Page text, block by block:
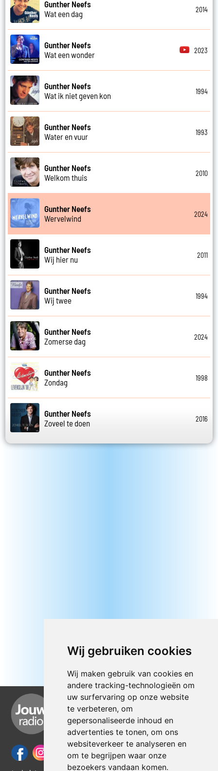
Wij gebruiken cookies
Wij maken gebruik van cookies en
andere tracking-technologieën om
uw surfervaring op onze website
te verbeteren, om
gepersonaliseerde inhoud en
advertenties te tonen, om ons
websiteverkeer te analyseren en
om te begrijpen waar onze
bezoekers vandaan komen.
Gunther Neefs
Wat een dag
2014
Gunther Neefs
Wat een wonder
2023
Gunther Neefs
Wat ik niet geven kon
1994
Gunther Neefs
Water en vuur
1993
Gunther Neefs
Welkom thuis
2010
Gunther Neefs
Wervelwind
2024
Gunther Neefs
Wij hier nu
2011
Gunther Neefs
Wij twee
1994
Gunther Neefs
Zomerse dag
2024
Gunther Neefs
Zondag
1998
Gunther Neefs
Zoveel te doen
2016